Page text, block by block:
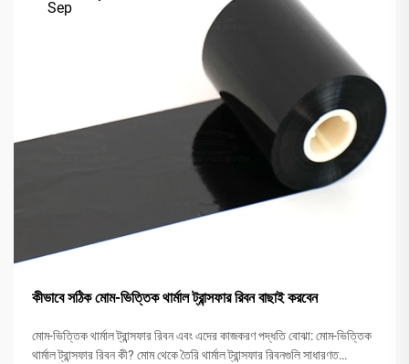
Sep
কীভাবে সঠিক মোম-ভিত্তিক থার্মাল ট্রান্সফার রিবন বাছাই করবেন
মোম-ভিত্তিক থার্মাল ট্রান্সফার রিবন এবং এদের কাজকরণ পদ্ধতি বোঝা: মোম-ভিত্তিক
থার্মাল ট্রান্সফার রিবন কী? মোম থেকে তৈরি থার্মাল ট্রান্সফার রিবনগুলি সাধারণত